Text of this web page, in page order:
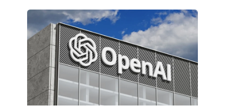
ПРИОРИТЕТНЫЕ
ЗАДАЧИ
ПО
РАЗВИТИЮ
ЭКОСИСТЕМЫ
ИСКУССТВЕННОГО
ИНТЕЛЛЕКТА